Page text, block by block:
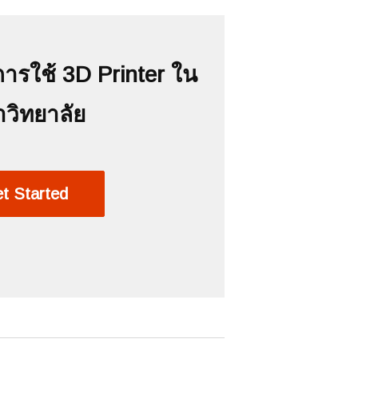
รใช้ 3D Printer ใน
วิทยาลัย
Started